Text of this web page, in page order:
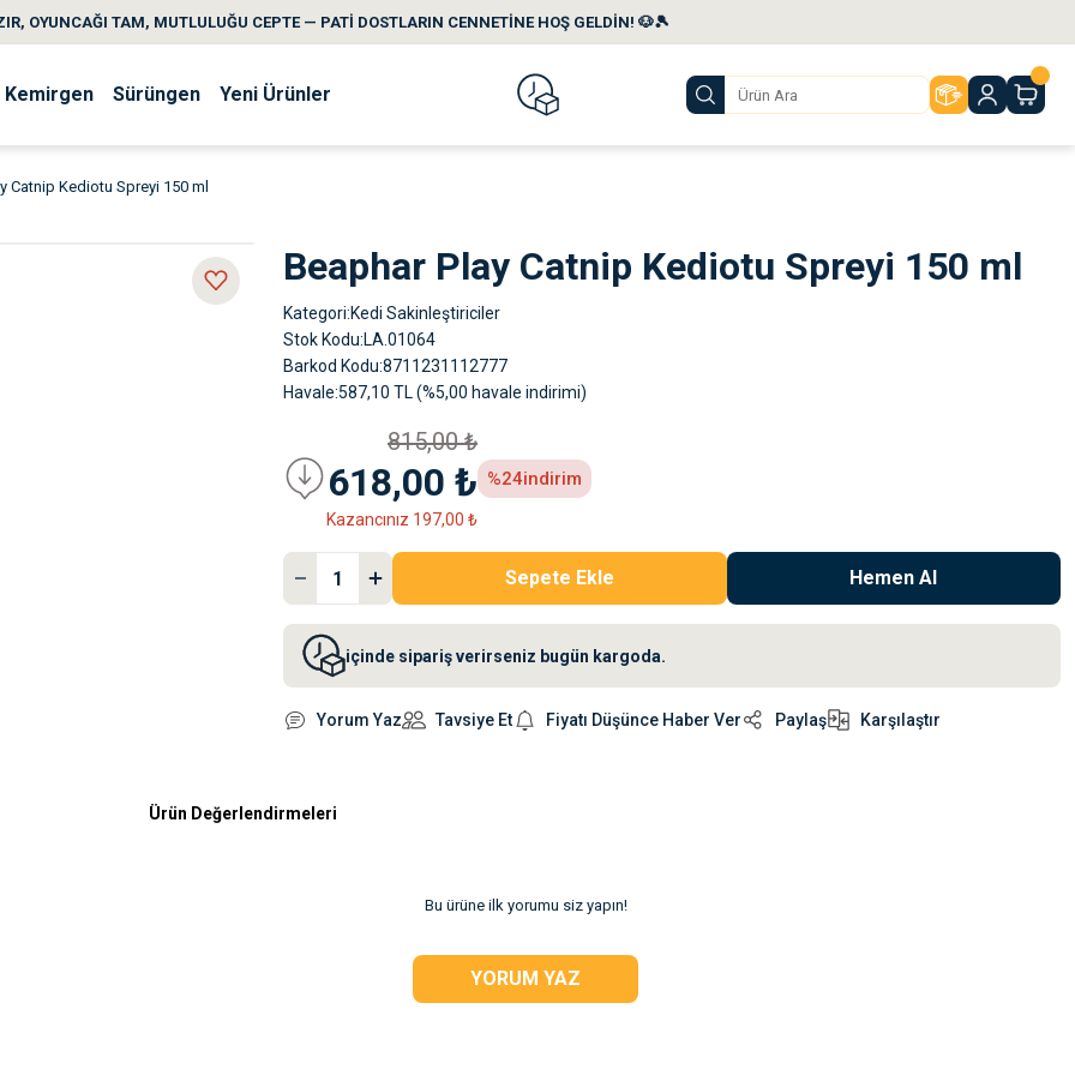
OYUNCAĞI TAM, MUTLULUĞU CEPTE — PATİ DOSTLARIN CENNETİNE HOŞ GELDİN! 🐶🎾
Kemirgen Sürüngen Yeni Ürünler
Catnip Kediotu Spreyi 150 ml
Beaphar Play Catnip Kediotu Spreyi 150 ml
Kategori Kedi Sakinleştiriciler
Stok Kodu LA.01064
Barkod Kodu 8711231112777
Havale 587,10 TL (%5,00 havale indirimi)
815,00 ₺
618,00 ₺
Kazancınız 197,00 ₺
%24indirim
Sepete Ekle Hemen Al
içinde sipariş verirseniz bugün kargoda.
Yorum Yaz Tavsiye Et Fiyatı Düşünce Haber Ver Paylaş Karşılaştır
Ürün Değerlendirmeleri
Bu ürüne ilk yorumu siz yapın!
YORUM YAZ